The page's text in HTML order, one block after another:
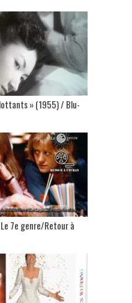
» (1955) / Blu-
7e genre/Retour à